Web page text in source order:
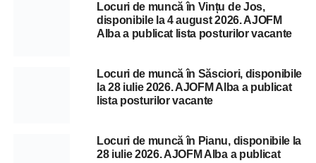
Locuri de muncă în Vințu de Jos,
disponibile la 4 august 2026. AJOFM
Alba a publicat lista posturilor vacante
Locuri de muncă în Săsciori, disponibile
la 28 iulie 2026. AJOFM Alba a publicat
lista posturilor vacante
Locuri de muncă în Pianu, disponibile la
28 iulie 2026. AJOFM Alba a publicat